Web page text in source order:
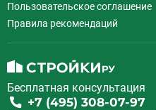
Пользовательское соглашение
Правила рекомендаций
Бесплатная консультация
+7 (495) 308-07-97